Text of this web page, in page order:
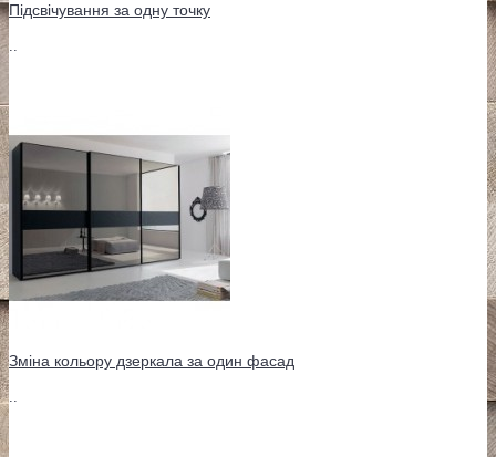
Підсвічування за одну точку
..
Зміна кольору дзеркала за один фасад